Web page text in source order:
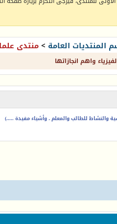
المنتديات العامة >منتدى
واهم انجازاتها
والنشاط للطالب والمعلم ، وأشياء مفيدة .....)